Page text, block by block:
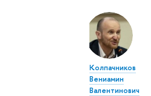
Колпачников
Вениамин
Валентинович